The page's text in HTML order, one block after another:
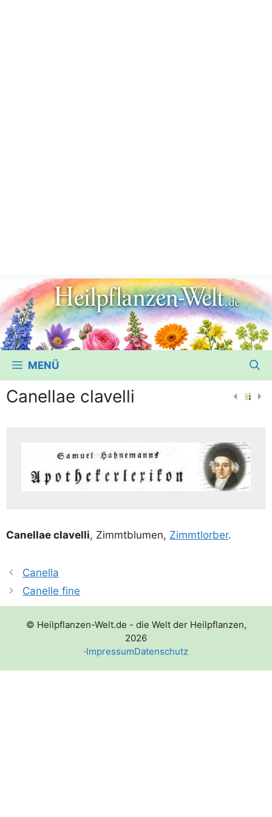
MENÜ
Canellae clavelli
Canell­ae cla­vel­li, Zimmt­blu­men, Zimmt­lor­ber.
Canella
Canelle fine
© Heilpflanzen-Welt.de - die Welt der Heilpflanzen,
2026
·ImpressumDatenschutz